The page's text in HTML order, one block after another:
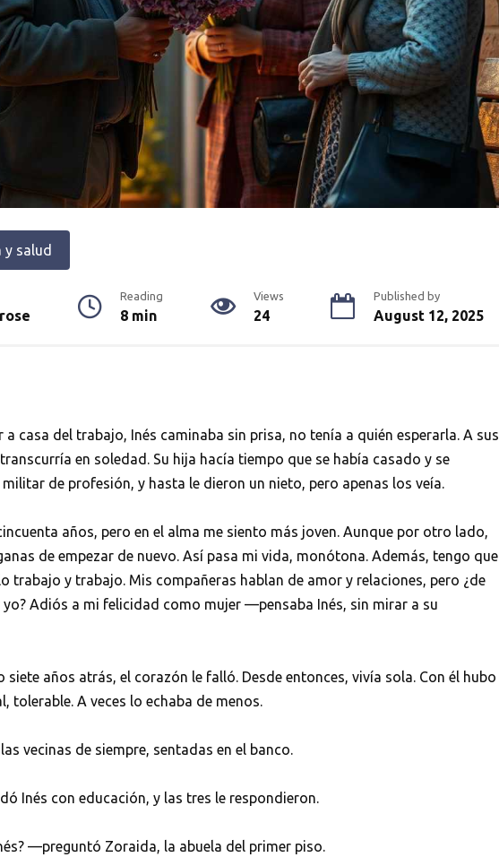
y salud
Reading
8 min
Views
24
Published by
August 12, 2025
a casa del trabajo, Inés caminaba sin prisa, no tenía a quién esperarla. A sus
en soledad. Su hija hacía tiempo que se había casado y se
de profesión, y hasta le dieron un nieto, pero apenas los veía.
años, pero en el alma me siento más joven. Aunque por otro lado,
de empezar de nuevo. Así pasa mi vida, monótona. Además, tengo que
trabajo y trabajo. Mis compañeras hablan de amor y relaciones, pero ¿de
Adiós a mi felicidad como mujer —pensaba Inés, sin mirar a su
siete años atrás, el corazón le falló. Desde entonces, vivía sola. Con él hubo
tolerable. A veces lo echaba de menos.
vecinas de siempre, sentadas en el banco.
Inés con educación, y las tres le respondieron.
—preguntó Zoraida, la abuela del primer piso.